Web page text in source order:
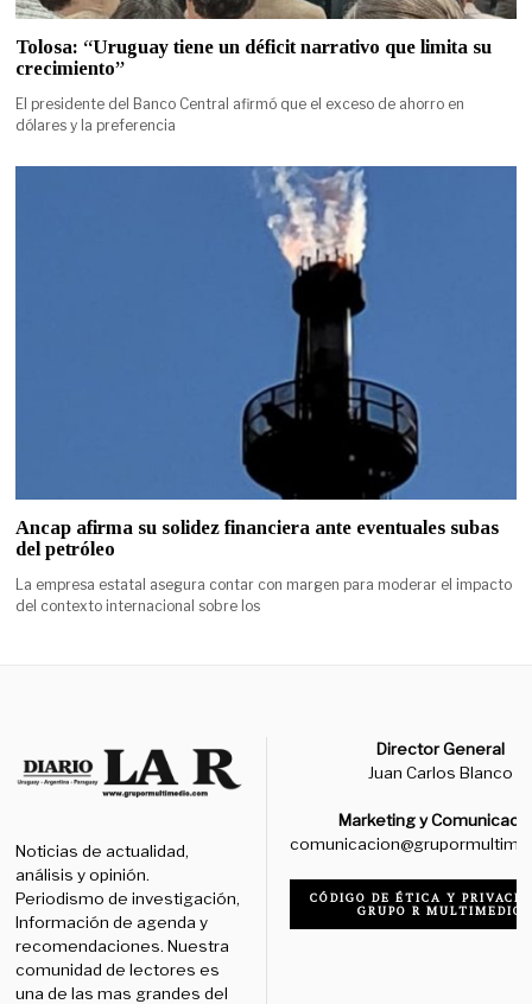
Tolosa: “Uruguay tiene un déficit narrativo que limita su
crecimiento”
El presidente del Banco Central afirmó que el exceso de ahorro en
dólares y la preferencia
Ancap afirma su solidez financiera ante eventuales subas
del petróleo
La empresa estatal asegura contar con margen para moderar el impacto
del contexto internacional sobre los
Noticias de actualidad,
análisis y opinión.
Periodismo de investigación,
Información de agenda y
recomendaciones. Nuestra
comunidad de lectores es
una de las mas grandes del
Director General
Juan Carlos Blanco
Marketing y
CÓDIGO DE ÉTICA Y
GRUPO R MULTIMEDIO